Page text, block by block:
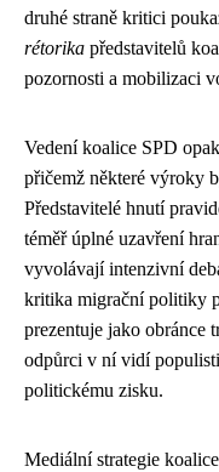
druhé straně kritici
rétorika představitelů
pozornosti a mobilizaci
Vedení koalice SPD
přičemž některé výroky
Představitelé hnutí
téměř úplné uzavření
vyvolávají intenzivní
kritika migrační politiky
prezentuje jako obránce
odpůrci v ní vidí
politickému zisku.
Mediální strategie